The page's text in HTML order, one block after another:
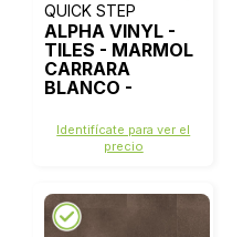
QUICK STEP
ALPHA VINYL -
TILES - MARMOL
CARRARA
BLANCO -
Identifícate para ver el
precio